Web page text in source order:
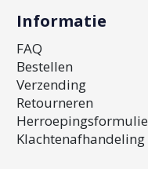
Informatie
FAQ
Bestellen
Verzending
Retourneren
Klachtenafhandeling